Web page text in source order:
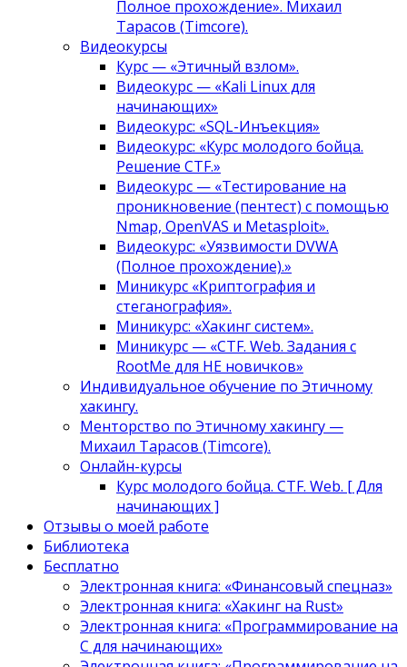
Полное прохождение». Михаил
Тарасов (Timcore).
Видеокурсы
Курс — «Этичный взлом».
Видеокурс — «Kali Linux для
начинающих»
Видеокурс: «SQL-Инъекция»
Видеокурс: «Курс молодого бойца.
Решение CTF.»
Видеокурс — «Тестирование на
проникновение (пентест) с помощью
Nmap, OpenVAS и Metasploit».
Видеокурс: «Уязвимости DVWA
(Полное прохождение).»
Миникурс «Криптография и
стеганография».
Миникурс: «Хакинг систем».
Миникурс — «CTF. Web. Задания с
RootMe для НЕ новичков»
Индивидуальное обучение по Этичному
хакингу.
Менторство по Этичному хакингу —
Михаил Тарасов (Timcore).
Онлайн-курсы
Курс молодого бойца. CTF. Web. [ Для
начинающих ]
Отзывы о моей работе
Библиотека
Бесплатно
Электронная книга: «Финансовый спецназ»
Электронная книга: «Хакинг на Rust»
Электронная книга: «Программирование на
C для начинающих»